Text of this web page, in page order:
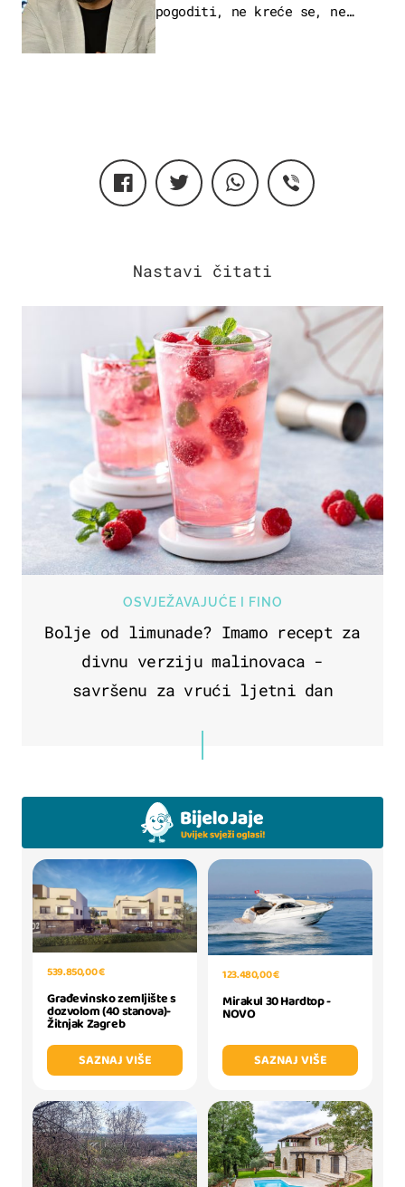
pogoditi, ne kreće se, ne
OSVJEŽAVAJUĆE I FINO
Bolje od limunade? Imamo recept za
divnu verziju malinovaca -
savršenu za vrući ljetni dan
539.850,00 €
Građevinsko zemljište s
dozvolom (40 stanova)-
Žitnjak Zagreb
SAZNAJ VIŠE
123.480,00 €
Mirakul 30 Hardtop -
NOVO
SAZNAJ VIŠE